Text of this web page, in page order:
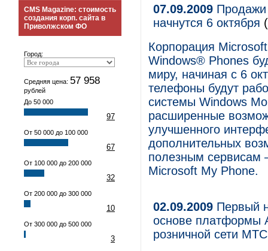
CMS Magazine: стоимость
создания корп. сайта в
Приволжском ФО
Город:
Средняя цена: 57 958
рублей
До 50 000
97
От 50 000 до 100 000
67
От 100 000 до 200 000
32
От 200 000 до 300 000
10
От 300 000 до 500 000
3
07.09.2009 Продажи
начнутся 6 октября
Корпорация
Windows® Phones
миру, начиная с 6
телефоны будут
системы Windows
расширенные
улучшенного
дополнительных
полезным сервисам
Microsoft My Phone.
02.09.2009 Первый
основе платформы
розничной сети МТС